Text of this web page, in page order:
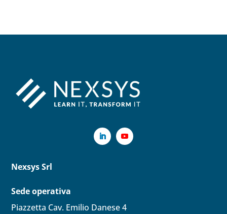
Nexsys Srl
Sede operativa
Piazzetta Cav. Emilio Danese 4